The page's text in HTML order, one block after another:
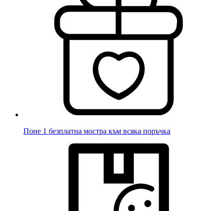
Поне 1 безплатна мостра към всяка поръчка